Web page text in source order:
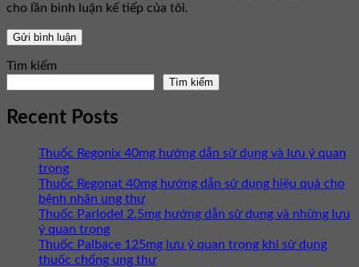
cho lần bình luận kế tiếp của tôi.
Tìm kiếm
Tìm kiếm
Recent Posts
Thuốc Regonix 40mg hướng dẫn sử dụng và lưu ý quan
trọng
Thuốc Regonat 40mg hướng dẫn sử dụng hiệu quả cho
bệnh nhân ung thư
Thuốc Parlodel 2.5mg hướng dẫn sử dụng và những lưu
ý quan trọng
Thuốc Palbace 125mg lưu ý quan trọng khi sử dụng
thuốc chống ung thư